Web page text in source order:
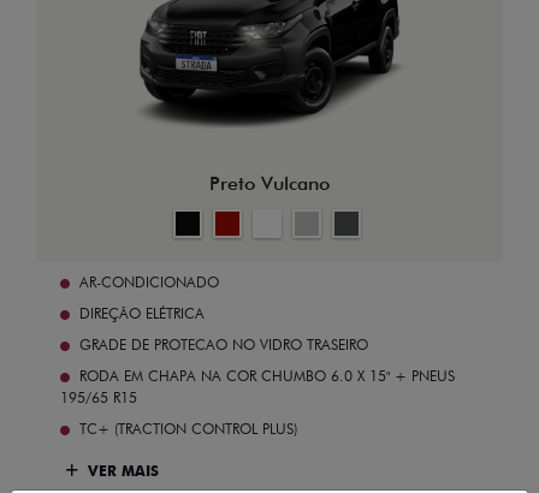
Preto Vulcano
AR-CONDICIONADO
DIREÇÃO ELÉTRICA
GRADE DE PROTECAO NO VIDRO TRASEIRO
RODA EM CHAPA NA COR CHUMBO 6.0 X 15" + PNEUS
195/65 R15
TC+ (TRACTION CONTROL PLUS)
VER MAIS